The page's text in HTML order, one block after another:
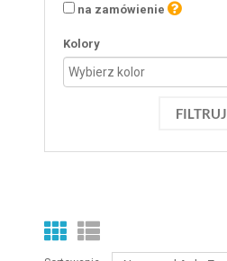
na zamówienie
Kolory
FILTRUJ